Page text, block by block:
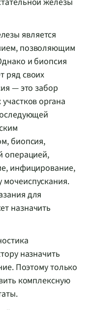
является
позволяющим
и биопсия
ряд своих
— это забор
органа
биопсия,
операцией,
инфицирование,
для
назначить
назначить
Поэтому только
комплексную